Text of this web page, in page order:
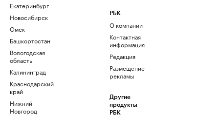
Екатеринбург
Новосибирск
Омск
Башкортостан
Вологодская
область
Калининград
Краснодарский
край
Нижний
Новгород
РБК
О компании
Контактная
информация
Редакция
Размещение
рекламы
Другие
продукты
РБК